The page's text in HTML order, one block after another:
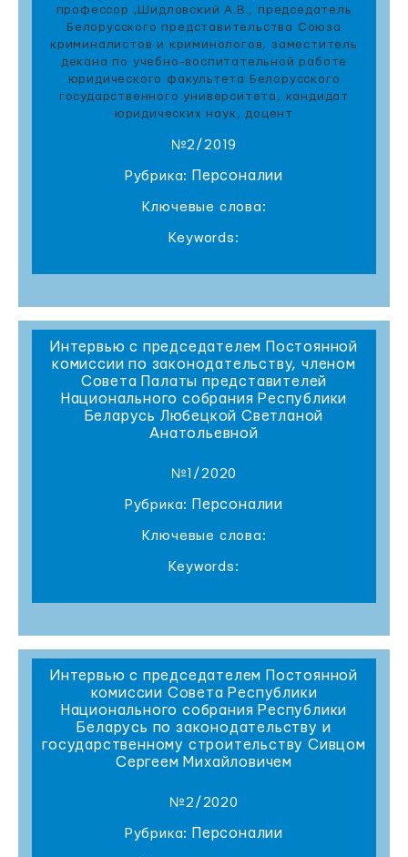
профессор ,Шидловский А.В., председатель
Белорусского представительства Союза
криминалистов и криминологов, заместитель
декана по учебно-воспитательной работе
юридического факультета Белорусского
государственного университета, кандидат
юридических наук, доцент
№2/2019
Рубрика: Персоналии
Ключевые слова:
Keywords:
Интервью с председателем Постоянной
комиссии по законодательству, членом
Совета Палаты представителей
Национального собрания Республики
Беларусь Любецкой Светланой
Анатольевной
№1/2020
Рубрика: Персоналии
Ключевые слова:
Keywords:
Интервью с председателем Постоянной
комиссии Совета Республики
Национального собрания Республики
Беларусь по законодательству и
государственному строительству Сивцом
Сергеем Михайловичем
№2/2020
Рубрика: Персоналии